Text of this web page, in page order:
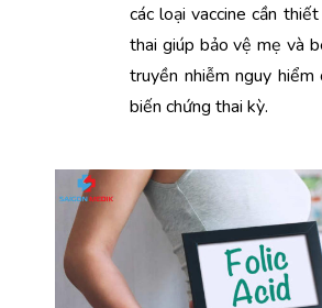
các loại vaccine cần
thai giúp bảo vệ mẹ và
truyền nhiễm nguy
biến chứng thai kỳ.